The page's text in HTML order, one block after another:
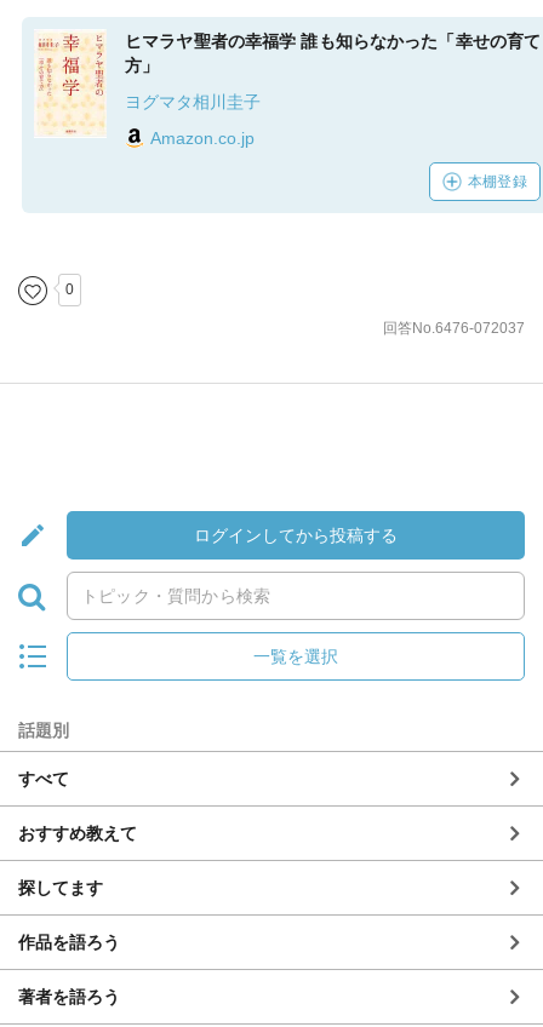
ヒマラヤ聖者の幸福学 誰も知らなかった「幸せの育て
方」
ヨグマタ相川圭子
Amazon.co.jp
本棚登録
0
回答No.6476-072037
ログインしてから投稿する
一覧を選択
話題別
すべて
おすすめ教えて
探してます
作品を語ろう
著者を語ろう